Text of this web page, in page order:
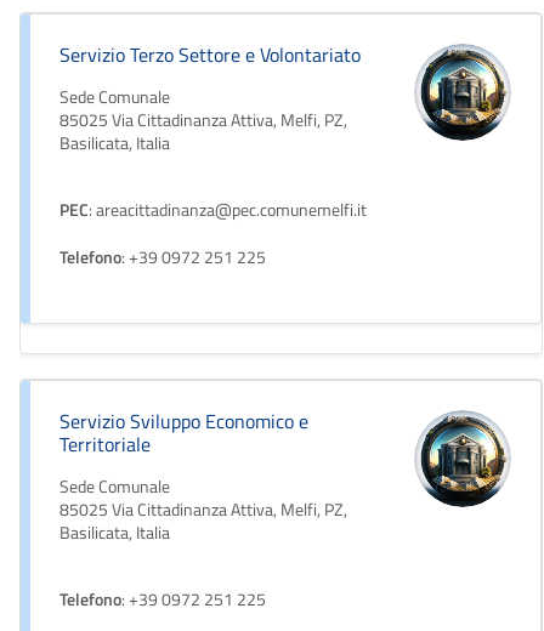
Servizio Terzo Settore e Volontariato
Sede Comunale
85025 Via Cittadinanza Attiva, Melfi, PZ,
Basilicata, Italia
PEC: areacittadinanza@pec.comunemelfi.it
Telefono: +39 0972 251 225
Servizio Sviluppo Economico e
Territoriale
Sede Comunale
85025 Via Cittadinanza Attiva, Melfi, PZ,
Basilicata, Italia
Telefono: +39 0972 251 225